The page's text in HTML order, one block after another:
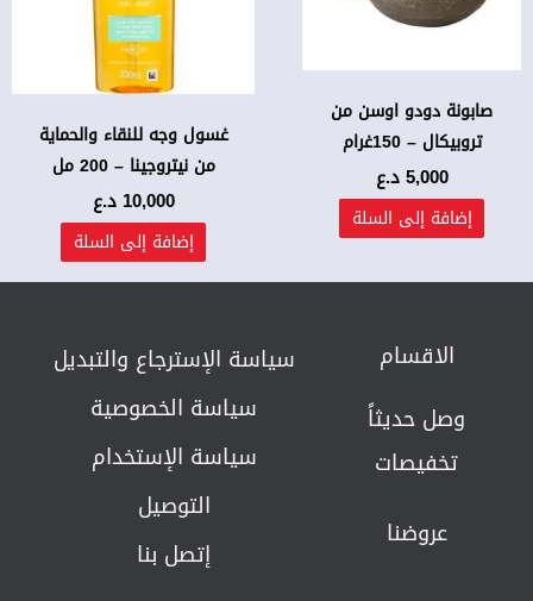
صابونة دودو اوسن من
تروبيكال – 150غرام
5,000د.ع
إضافة إلى السلة
غسول وجه للنقاء والحماية
من نيتروجينا – 200 مل
10,000 د.ع
إضافة إلى السلة
الاقسام
وصل حديثاً
تخفيصات
عروضنا
سياسة الإسترجاع والتبديل​
سياسة الخصوصية
سياسة الإستخدام
التوصيل
إتصل بنا